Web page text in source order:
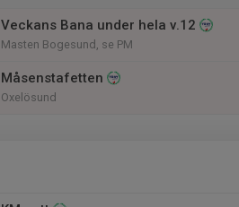
Veckans Bana under hela v.12
Masten Bogesund, se PM
Måsenstafetten
Oxelösund